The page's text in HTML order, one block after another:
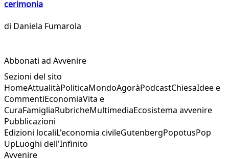
cerimonia
di Daniela Fumarola
Abbonati ad Avvenire
Sezioni del sito
HomeAttualitàPoliticaMondoAgoràPodcastChiesaIdee e
CommentiEconomiaVita e
CuraFamigliaRubricheMultimediaEcosistema avvenire
Pubblicazioni
Edizioni localiL'economia civileGutenbergPopotusPop
UpLuoghi dell'Infinito
Avvenire